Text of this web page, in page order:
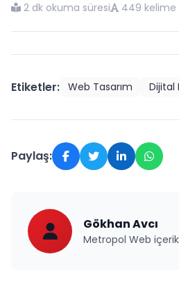
2 dk okuma süresi 449 kelime
Etiketler: Web Tasarım Dijital
Paylaş:
Gökhan Avcı
Metropol Web